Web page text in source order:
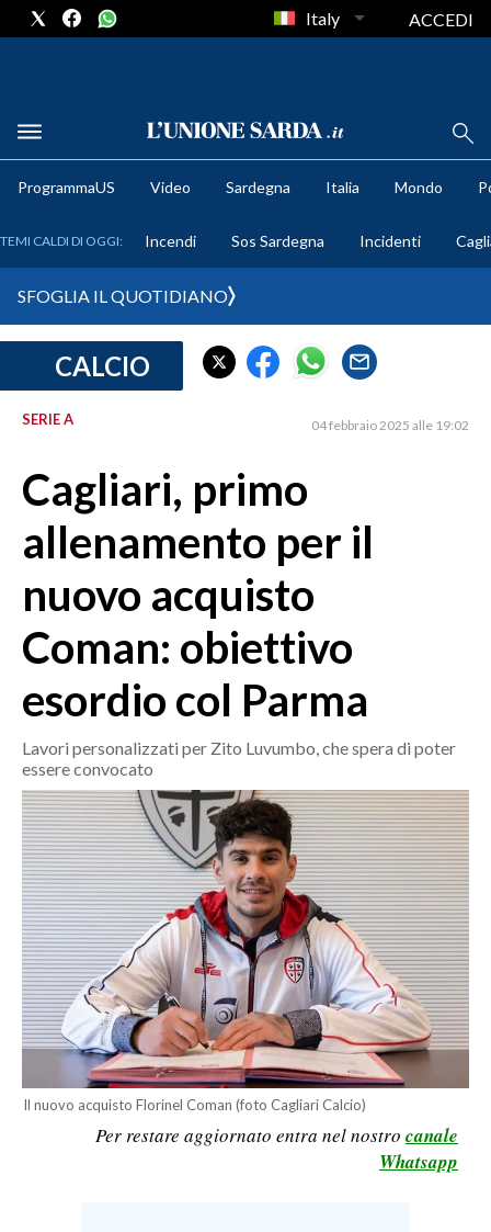
METEO
CRONACA SARDEGNA
MEDIO CAMPIDANO
ORISTANO E PROVINCIA
GALLURA
NUORO E PROVINCIA
OGLIASTRA
AGENDA
CRONACA
ITALIA
MONDO
POLITICA
ECONOMIA
SERVIZI ALLE IMPRESE
LAVORO
BANDI
SPORT IN SARDEGNA
Italy ACCEDI
ProgrammaUS Video Sardegna Italia Mondo
TEMI CALDI DI OGGI: Incendi Sos Sardegna Incidenti
SFOGLIA IL QUOTIDIANO
CALCIO
SERIE A 04 febbraio 2025 alle 19:02
Cagliari, primo
allenamento per il
nuovo acquisto
Coman: obiettivo
esordio col Parma
Lavori personalizzati per Zito Luvumbo, che spera di poter
essere convocato
Il nuovo acquisto Florinel Coman (foto Cagliari Calcio)
Per restare aggiornato entra nel nostro canale
Whatsapp